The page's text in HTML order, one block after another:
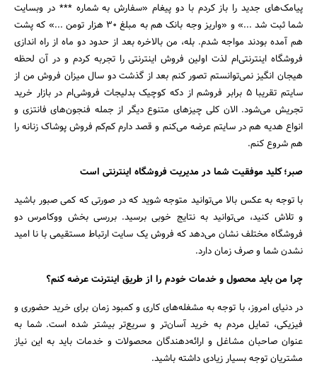
جستجو
پیامک‌های جدید را باز کردم با دو پیغام «سفارش به شماره *** در وبسایت
شما ثبت شد ...» و «واریز وجه بانک هم به مبلغ 30 هزار تومن ...» که پشت
هم آمده بودند مواجه شدم. بله، من بالاخره بعد از حدود دو ماه از راه اندازی
فروشگاه اینترنتی‌ام لذت اولین فروش اینترنتی را تجربه کردم و در آن لحظه
هیجان انگیز نمی‌توانستم تصور کنم بعد از گذشت دو سال میزان فروش من از
سایتم تقریبا 5 برابر فروشم از دکه کوچیک بدلیجات فروشی‌ام در بازار خرید
تجریش می‌شود. الان کلی چیزهای متنوع دیگر از جمله فنجون‌های فانتزی و
انواع هدیه هم در سایتم عرضه می‌کنم و قصد دارم کم‌کم فروش پوشاک زنانه را
هم شروع کنم.
صبر؛ کلید موفقیت شما در مدیریت فروشگاه اینترنتی است
با توجه به عکس بالا می‌توانید متوجه شوید که در صورتی که کمی صبور باشید
و تلاش کنید، می‌توانید به نتایج خوبی برسید. بررسی بخش ووکامرس دو
فروشگاه مختلف نشان می‌دهد که فروش یک سایت ارتباط مستقیمی با نا امید
نشدن شما و صرف زمان دارد.
چرا من باید محصول و خدمات خودم را از طریق اینترنت عرضه کنم؟
در دنیای امروز، با توجه به مشغله‌های کاری و کمبود زمان برای خرید حضوری و
فیزیکی، تمایل مردم به خرید آسان‌تر و سریع‌تر بیشتر شده است. شما به
عنوان صاحبان مشاغل و ارائه‌دهندگان محصولات و خدمات باید به این نیاز
مشتریان توجه بسیار زیادی داشته باشید.